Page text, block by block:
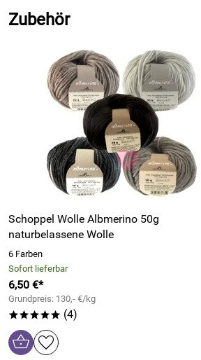
Zubehör
Schoppel Wolle Albmerino 50g
naturbelassene Wolle
6 Farben
Sofort lieferbar
6,50 €*
Grundpreis: 130,- €/kg
***** (4)